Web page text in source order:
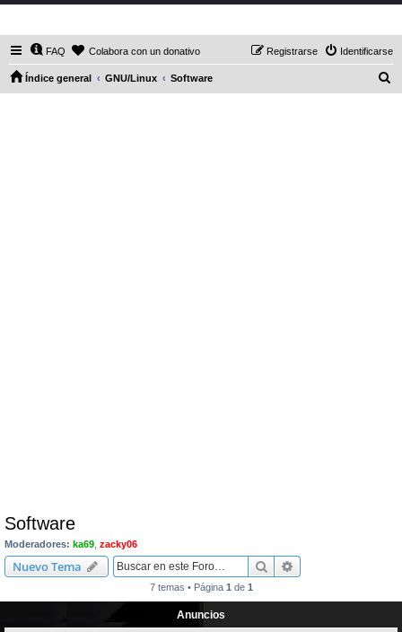
FAQ Colabora con un donativo Identificarse
Registrarse
Índice general GNU/Linux Software
Software
Moderadores: ka69 zacky06
Nuevo Tema Buscar
7 temas • Página 1 de 1
Anuncios